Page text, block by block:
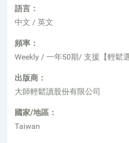
語言：
中文 / 英文
頻率：
Weekly / 一年50期/ 支援【輕鬆
出版商：
大師輕鬆讀股份有限公司
國家/地區：
Taiwan